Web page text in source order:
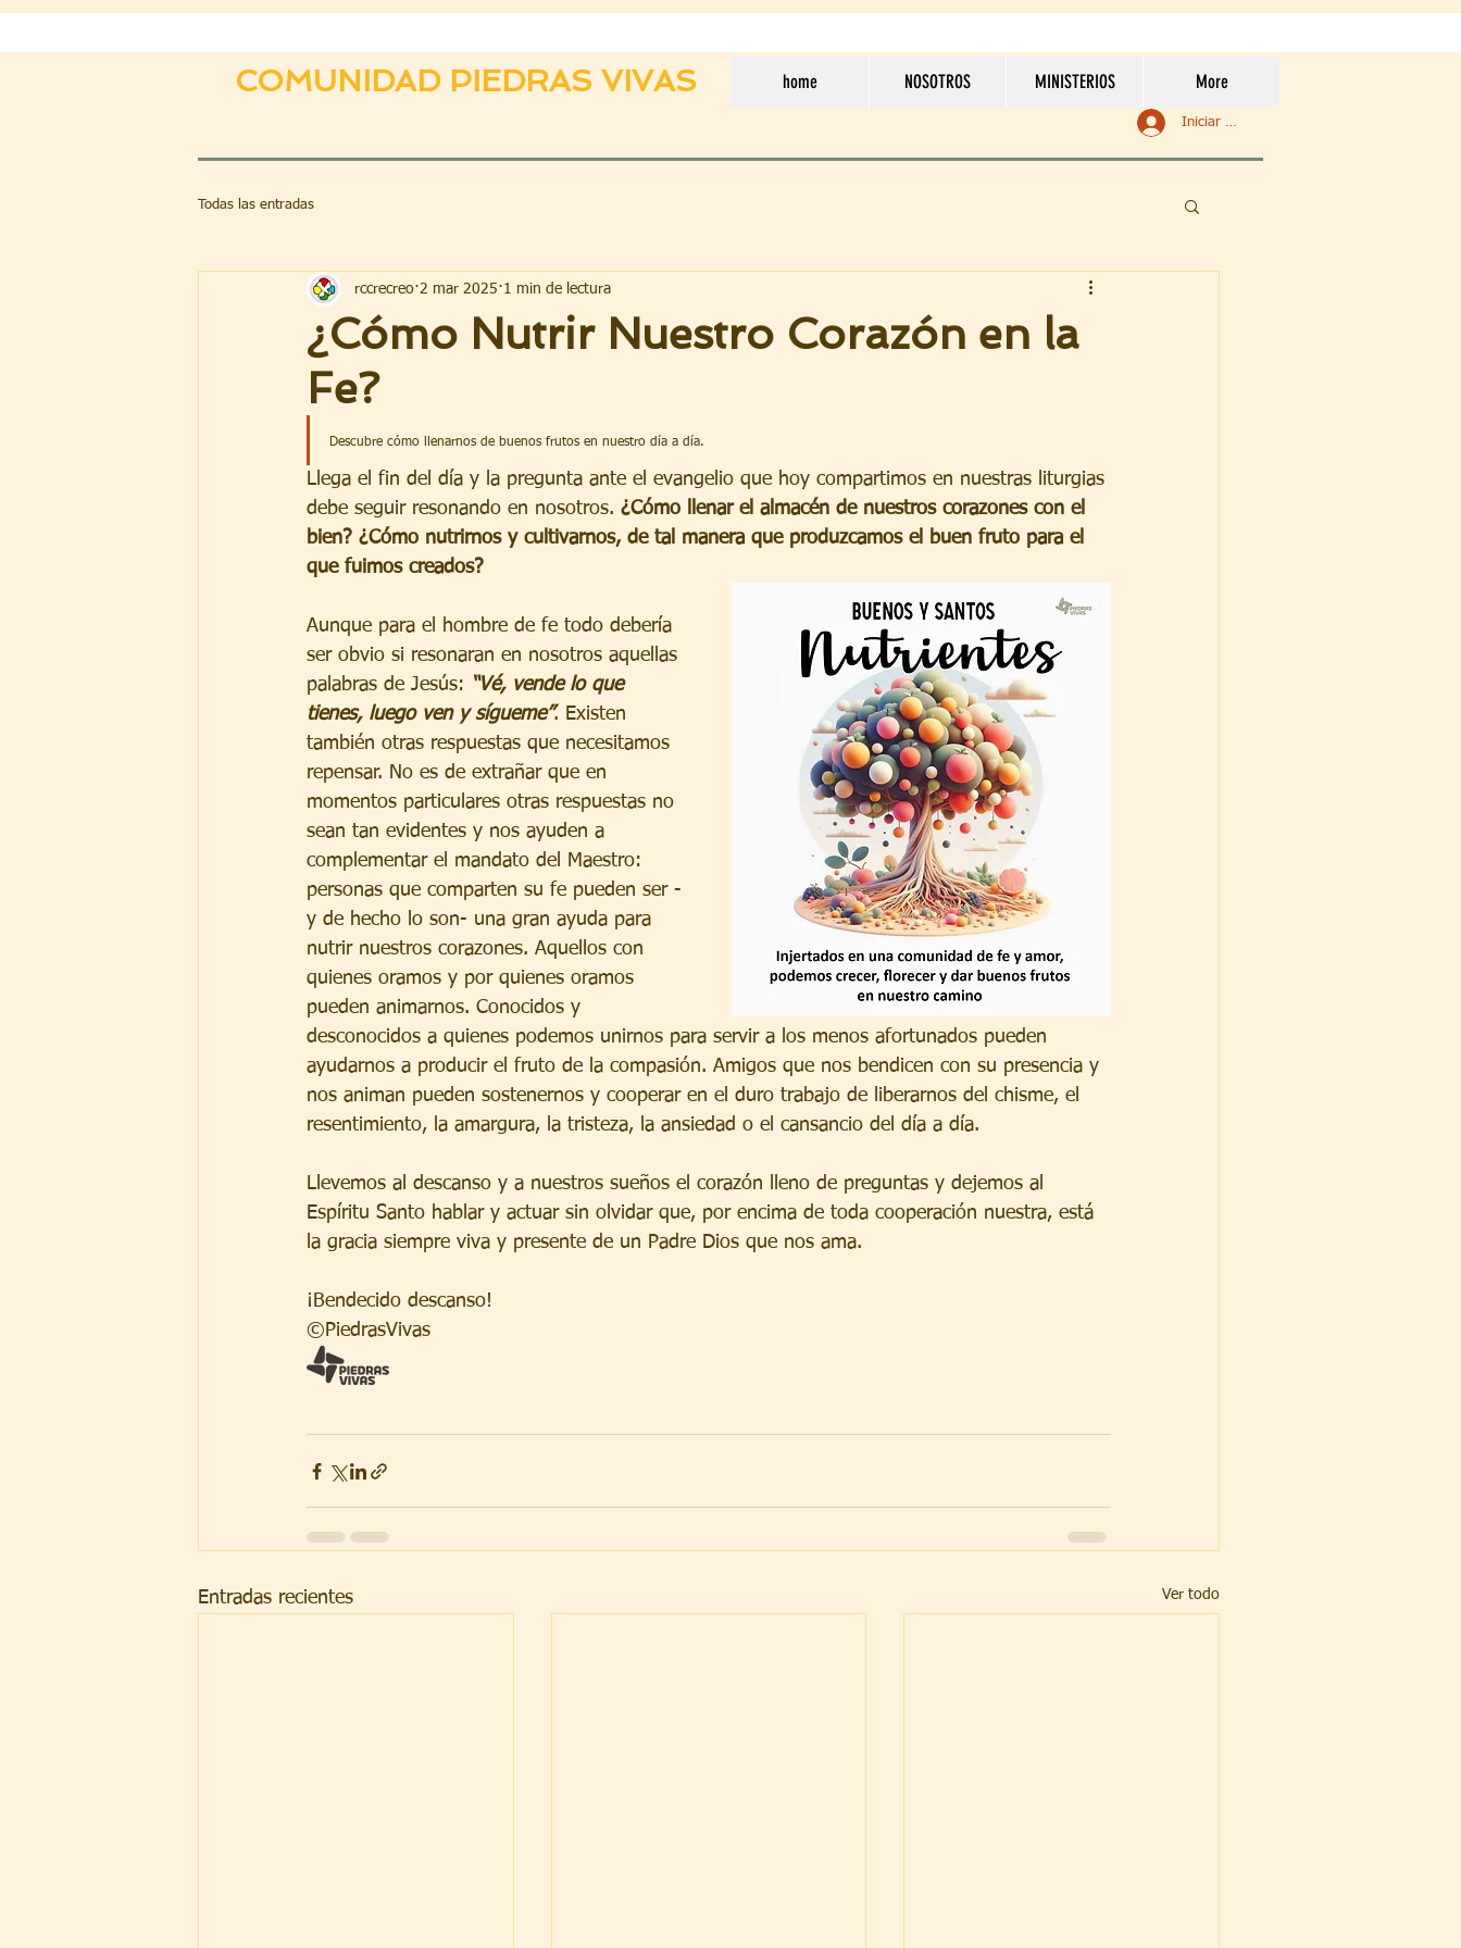
COMUNIDAD PIEDRAS VIVAS home NOSOTROS MINISTERIOS More
Iniciar sesión
Todas las entradas
¿Cómo Nutrir Nuestro Corazón en la
Fe?
rccrecreo 2 mar 2025 1 min de lectura
Descubre cómo llenarnos de buenos frutos en nuestro día a día.
Llega el fin del día y la pregunta ante el evangelio que hoy compartimos en nuestras liturgias
debe seguir resonando en nosotros. ¿Cómo llenar el almacén de nuestros corazones con el
bien? ¿Cómo nutrirnos y cultivarnos, de tal manera que produzcamos el buen fruto para el
que fuimos creados?
Aunque para el hombre de fe todo debería
ser obvio si resonaran en nosotros aquellas
palabras de Jesús: “Vé, vende lo que
tienes, luego ven y sígueme”. Existen
también otras respuestas que necesitamos
repensar. No es de extrañar que en
momentos particulares otras respuestas no
sean tan evidentes y nos ayuden a
complementar el mandato del Maestro:
personas que comparten su fe pueden ser -
y de hecho lo son- una gran ayuda para
nutrir nuestros corazones. Aquellos con
quienes oramos y por quienes oramos
pueden animarnos. Conocidos y
desconocidos a quienes podemos unirnos para servir a los menos afortunados pueden
ayudarnos a producir el fruto de la compasión. Amigos que nos bendicen con su presencia y
nos animan pueden sostenernos y cooperar en el duro trabajo de liberarnos del chisme, el
resentimiento, la amargura, la tristeza, la ansiedad o el cansancio del día a día.
Llevemos al descanso y a nuestros sueños el corazón lleno de preguntas y dejemos al
Espíritu Santo hablar y actuar sin olvidar que, por encima de toda cooperación nuestra, está
la gracia siempre viva y presente de un Padre Dios que nos ama.
¡Bendecido descanso!
©PiedrasVivas
Entradas recientes Ver todo